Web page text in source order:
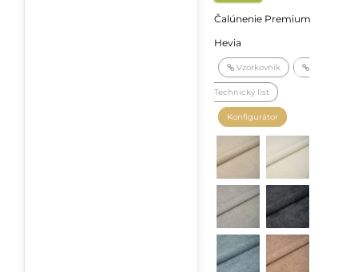
Čalúnenie Premium
Hevia
Vzorkovník
Technický list
Konfigurátor